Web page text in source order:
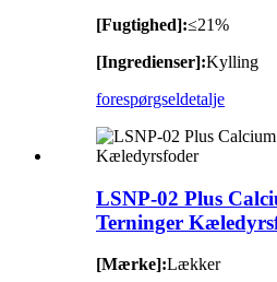
[Fugtighed]:≤21%
[Ingredienser]:Kylling
forespørgseldetalje
LSNP-02 Plus
Terninger
[Mærke]:Lækker